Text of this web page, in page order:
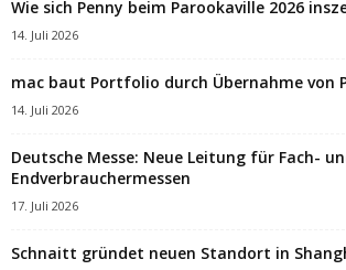
Wie sich Penny beim Parookaville 2026
14. Juli 2026
mac baut Portfolio durch Übernahme von
14. Juli 2026
Deutsche Messe: Neue Leitung für Fach-
Endverbrauchermessen
17. Juli 2026
Schnaitt gründet neuen Standort in